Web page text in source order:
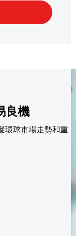
良機
環球市場走勢和重